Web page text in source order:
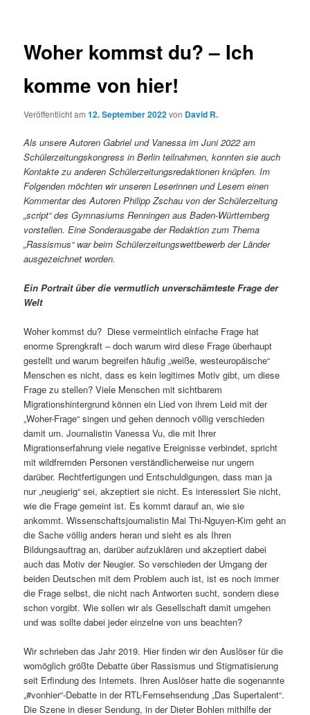
Woher kommst du? – Ich
komme von hier!
Veröffentlicht am12. September 2022von David R.
Als unsere Autoren Gabriel und Vanessa im Juni 2022 am
Schülerzeitungskongress in Berlin teilnahmen, konnten sie auch
Kontakte zu anderen Schülerzeitungsredaktionen knüpfen. Im
Folgenden möchten wir unseren Leserinnen und Lesern einen
Kommentar des Autoren Philipp Zschau von der Schülerzeitung
„script“ des Gymnasiums Renningen aus Baden-Württemberg
vorstellen. Eine Sonderausgabe der Redaktion zum Thema
„Rassismus“ war beim Schülerzeitungswettbewerb der Länder
ausgezeichnet worden.
Ein Portrait über die vermutlich unverschämteste Frage der
Welt
Woher kommst du? Diese vermeintlich einfache Frage hat
enorme Sprengkraft – doch warum wird diese Frage überhaupt
gestellt und warum begreifen häufig „weiße, westeuropäische“
Menschen es nicht, dass es kein legitimes Motiv gibt, um diese
Frage zu stellen? Viele Menschen mit sichtbarem
Migrationshintergrund können ein Lied von ihrem Leid mit der
„Woher-Frage“ singen und gehen dennoch völlig verschieden
damit um. Journalistin Vanessa Vu, die mit Ihrer
Migrationserfahrung viele negative Ereignisse verbindet, spricht
mit wildfremden Personen verständlicherweise nur ungern
darüber. Rechtfertigungen und Entschuldigungen, dass man ja
nur „neugierig“ sei, akzeptiert sie nicht. Es interessiert Sie nicht,
wie die Frage gemeint ist. Es kommt darauf an, wie sie
ankommt. Wissenschaftsjournalistin Mai Thi-Nguyen-Kim geht an
die Sache völlig anders heran und sieht es als Ihren
Bildungsauftrag an, darüber aufzuklären und akzeptiert dabei
auch das Motiv der Neugier. So verschieden der Umgang der
beiden Deutschen mit dem Problem auch ist, ist es noch immer
die Frage selbst, die nicht nach Antworten sucht, sondern diese
schon vorgibt. Wie sollen wir als Gesellschaft damit umgehen
und was sollte dabei jeder einzelne von uns beachten?
Wir schrieben das Jahr 2019. Hier finden wir den Auslöser für die
womöglich größte Debatte über Rassismus und Stigmatisierung
seit Erfindung des Internets. Ihren Auslöser hatte die sogenannte
„#vonhier“-Debatte in der RTL-Fernsehsendung „Das Supertalent“.
Die Szene in dieser Sendung, in der Dieter Bohlen mithilfe der